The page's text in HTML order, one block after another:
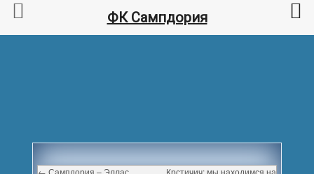
← Сампдория – Эллас
Крстичич: мы находимся на
ФК Сампдория